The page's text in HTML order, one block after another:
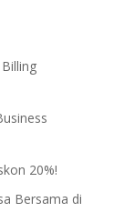
20%!
Bersama di